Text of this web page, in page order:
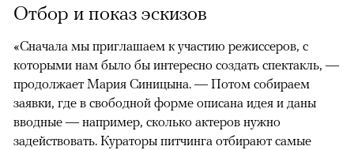
Отбор и показ эскизов
«Сначала мы приглашаем к участию режиссеров, с
которыми нам было бы интересно создать спектакль, —
продолжает Мария Синицына. — Потом собираем
заявки, где в свободной форме описана идея и даны
вводные — например, сколько актеров нужно
задействовать. Кураторы питчинга отбирают самые